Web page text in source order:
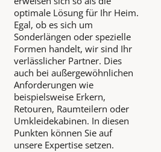
optimale Lösung für Ihr Heim.
Egal, ob es sich um
Sonderlängen oder spezielle
Formen handelt, wir sind Ihr
verlässlicher Partner. Dies
auch bei außergewöhnlichen
Anforderungen wie
beispielsweise Erkern,
Retouren, Raumteilern oder
Umkleidekabinen. In diesen
Punkten können Sie auf
unsere Expertise setzen.